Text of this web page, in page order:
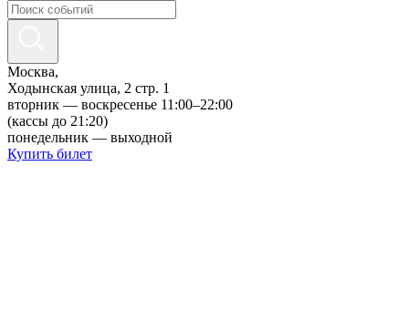
Москва,
Ходынская улица, 2 стр. 1
вторник — воскресенье 11:00–22:00
(кассы до 21:20)
понедельник — выходной
Купить билет